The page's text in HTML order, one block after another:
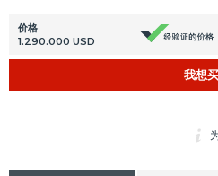
价格
1.290.000 USD
我想买